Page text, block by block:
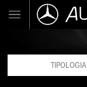
TIPOLOGIA